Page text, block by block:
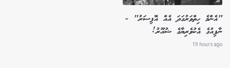
"އެންމެ ހިތްވަރުގަދަ އެއް އޮފިސަރު" -
ނާފިއުގެ އެކުވެރިޔާގެ ޝުއޫރު!
19 hours ago